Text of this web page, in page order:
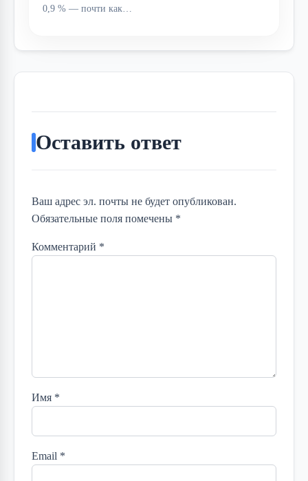
0,9 % — почти как…
Оставить ответ
Ваш адрес эл. почты не будет опубликован.
Обязательные поля помечены *
Комментарий *
Имя *
Email *